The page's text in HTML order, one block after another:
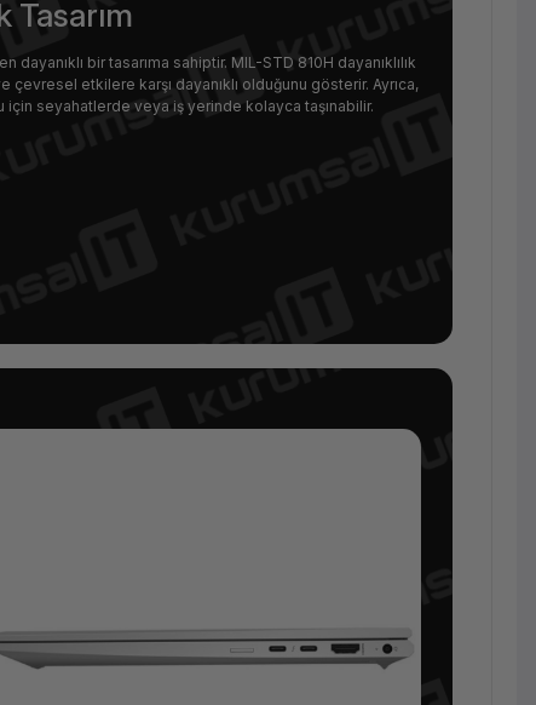
Tasarım
bir tasarıma sahiptir. MIL-STD 810H dayanıklılık
etkilere karşı dayanıklı olduğunu gösterir. Ayrıca,
için seyahatlerde veya iş yerinde kolayca taşınabilir.